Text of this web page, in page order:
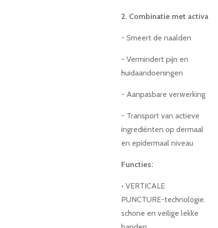
2. Combinatie met activa
- Smeert de naalden
- Vermindert pijn en
huidaandoeningen
- Aanpasbare verwerking
- Transport van actieve
ingrediënten op dermaal
en epidermaal niveau
Functies:
• VERTICALE
PUNCTURE-technologie.
schone en veilige lekke